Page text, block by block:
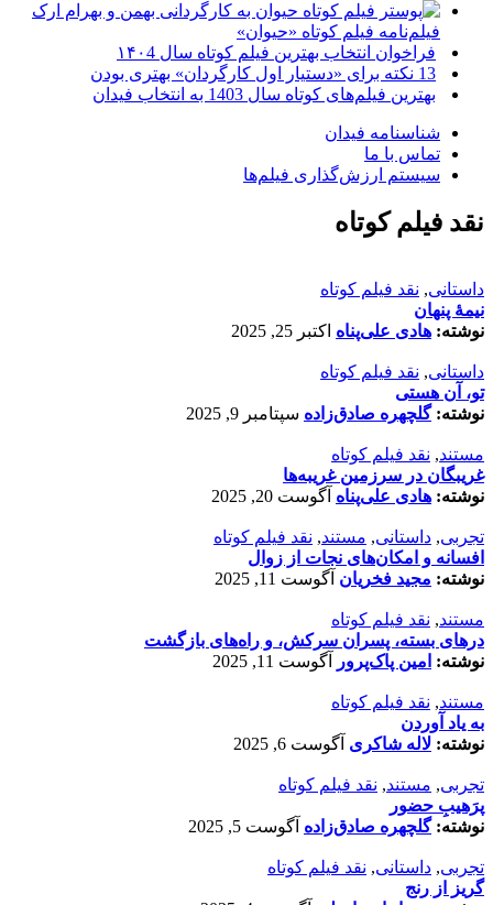
فیلم‌نامه فیلم کوتاه «حیوان»
فراخوان انتخاب بهترین فیلم کوتاه سال ۱۴۰4
13 نکته برای «دستیار اول کارگردان» بهتری بودن
بهترین فیلم‌های کوتاه سال 1403 به انتخاب فیدان
شناسنامه فیدان
تماس با ما
سیستم ارزش‌گذاری فیلم‌ها
نقد فیلم کوتاه
داستانی, نقد فیلم کوتاه
نیمۀ پنهان
نوشته: هادی علی‌پناه اکتبر 25, 2025
داستانی, نقد فیلم کوتاه
تو، آن هستی
نوشته:گلچهره صادق‌زاده سپتامبر 9, 2025
مستند, نقد فیلم کوتاه
غریبگان در سرزمین غریبه‌ها
نوشته: هادی علی‌پناه آگوست 20, 2025
تجربی, داستانی, مستند, نقد فیلم کوتاه
افسانه‌ و امکان‌های نجات از زوال
نوشته: مجید فخریان آگوست 11, 2025
مستند, نقد فیلم کوتاه
درهای بسته، پسران سرکش، و راه‌های بازگشت
نوشته: امین پاک‌پرور آگوست 11, 2025
مستند, نقد فیلم کوتاه
به یاد آوردن
نوشته: لاله شاکری آگوست 6, 2025
تجربی, مستند, نقد فیلم کوتاه
پرَهیب‌ِ حضور
نوشته:گلچهره صادق‌زاده آگوست 5, 2025
تجربی, داستانی, نقد فیلم کوتاه
گریز از رنج